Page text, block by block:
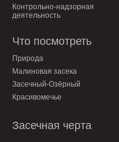
Засечная черта
Контрольно-надзорная
деятельность
Красивомечье
Засечный-Озёрный
Малиновая засека
Природа
Что посмотреть